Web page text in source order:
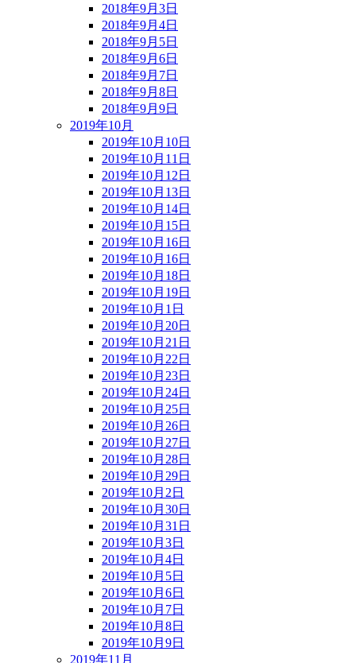
2018年9月3日
2018年9月4日
2018年9月5日
2018年9月6日
2018年9月7日
2018年9月8日
2018年9月9日
2019年10月
2019年10月10日
2019年10月11日
2019年10月12日
2019年10月13日
2019年10月14日
2019年10月15日
2019年10月16日
2019年10月16日
2019年10月18日
2019年10月19日
2019年10月1日
2019年10月20日
2019年10月21日
2019年10月22日
2019年10月23日
2019年10月24日
2019年10月25日
2019年10月26日
2019年10月27日
2019年10月28日
2019年10月29日
2019年10月2日
2019年10月30日
2019年10月31日
2019年10月3日
2019年10月4日
2019年10月5日
2019年10月6日
2019年10月7日
2019年10月8日
2019年10月9日
2019年11月